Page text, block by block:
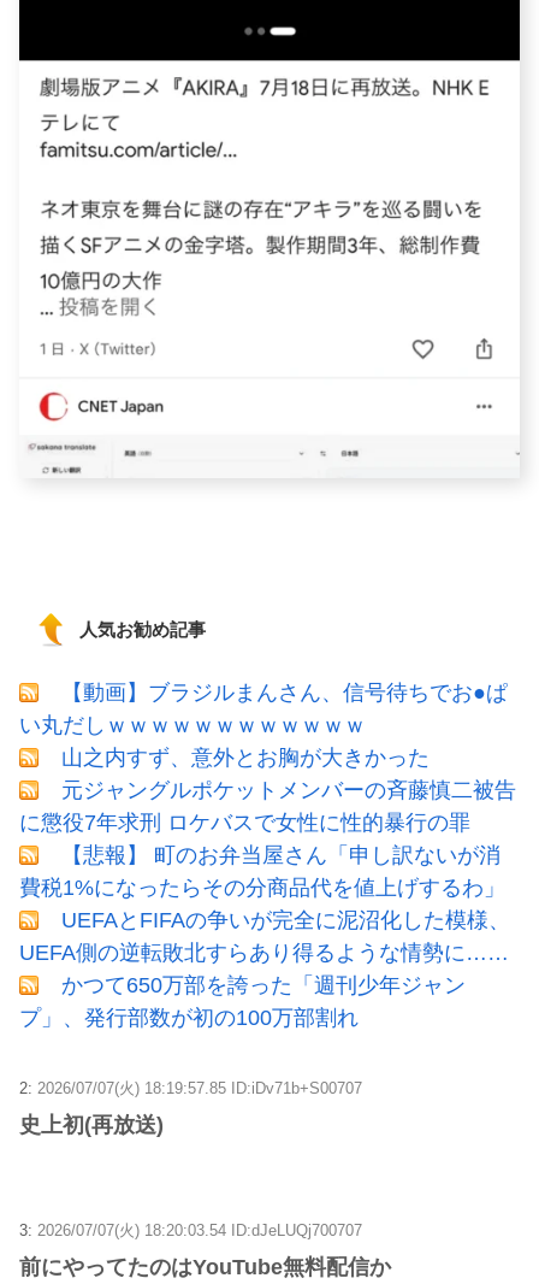
人気お勧め記事
【動画】ブラジルまんさん、信号待ちでお●ぱ
い丸だしｗｗｗｗｗｗｗｗｗｗｗｗ
山之内すず、意外とお胸が大きかった
元ジャングルポケットメンバーの斉藤慎二被告
に懲役7年求刑 ロケバスで女性に性的暴行の罪
【悲報】 町のお弁当屋さん「申し訳ないが消
費税1%になったらその分商品代を値上げするわ」
UEFAとFIFAの争いが完全に泥沼化した模様、
UEFA側の逆転敗北すらあり得るような情勢に……
かつて650万部を誇った「週刊少年ジャン
プ」、発行部数が初の100万部割れ
2: 2026/07/07(火) 18:19:57.85 ID:iDv71b+S00707
史上初(再放送)
3: 2026/07/07(火) 18:20:03.54 ID:dJeLUQj700707
前にやってたのはYouTube無料配信か